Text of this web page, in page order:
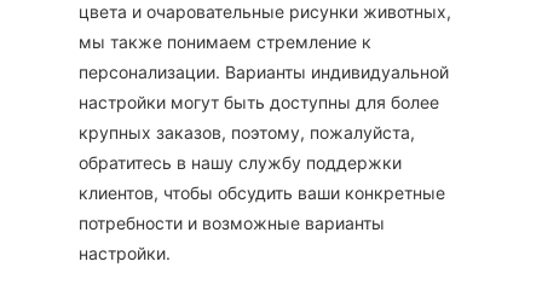
цвета и очаровательные рисунки животных,
мы также понимаем стремление к
персонализации. Варианты индивидуальной
настройки могут быть доступны для более
крупных заказов, поэтому, пожалуйста,
обратитесь в нашу службу поддержки
клиентов, чтобы обсудить ваши конкретные
потребности и возможные варианты
настройки.